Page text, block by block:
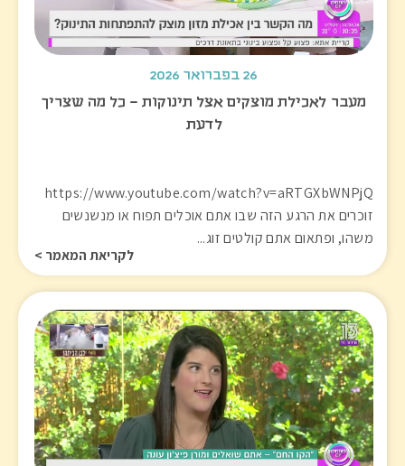
26 בפברואר 2026
מעבר לאכילת מוצקים אצל תינוקות – כל מה שצריך
לדעת
https://www.youtube.com/watch?v=aRTGXbWNPjQ
זוכרים את הרגע הזה שבו אתם אוכלים תפוח או מנשנשים
משהו, ופתאום אתם קולטים זוג...
לקריאת המאמר >